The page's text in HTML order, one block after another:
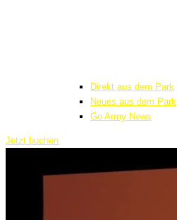
Direkt aus dem Park
Neues aus dem Park
Go Army News
Jetzt buchen